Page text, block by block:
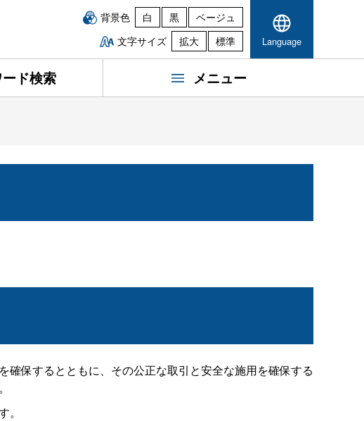
背景色 白 黒
ベージュ
文字サイズ
拡大 標準 Language
ド検索 メニュー
確保するとともに、その公正な取引と安全な施用を確保する